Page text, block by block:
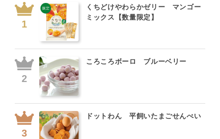
くちどけやわらかゼリー マンゴー
ミックス【数量限定】
ころころボーロ ブルーベリー
ドットわん 平飼いたまごせんべい